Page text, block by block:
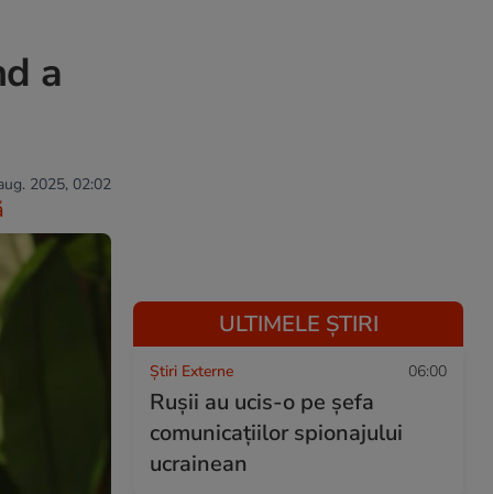
a
2025, 02:02
ULTIMELE ȘTIRI
Știri Externe 06:00
Rușii au ucis-o pe șefa
comunicațiilor spionajului
ucrainean